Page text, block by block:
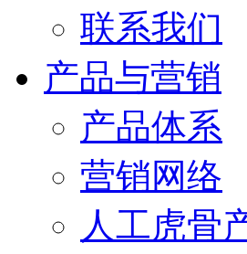
联系我们
产品与营销
产品体系
营销网络
人工虎骨